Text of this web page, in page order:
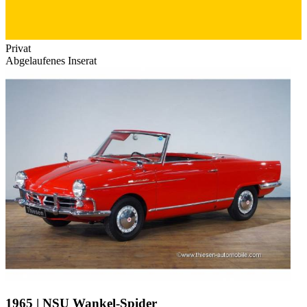
Privat
Abgelaufenes Inserat
1965 | NSU Wankel-Spider